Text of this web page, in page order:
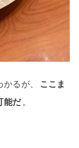
るが、
ここま
能だ。